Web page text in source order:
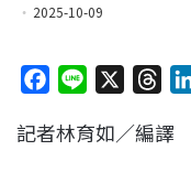
2025-10-09
c
n
r
記者林育如／編譯